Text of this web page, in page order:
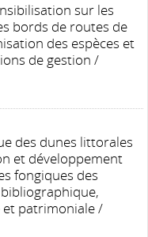
sur les
bords de routes de
des espèces et
de gestion /
des dunes littorales
et développement
fongiques des
et patrimoniale/